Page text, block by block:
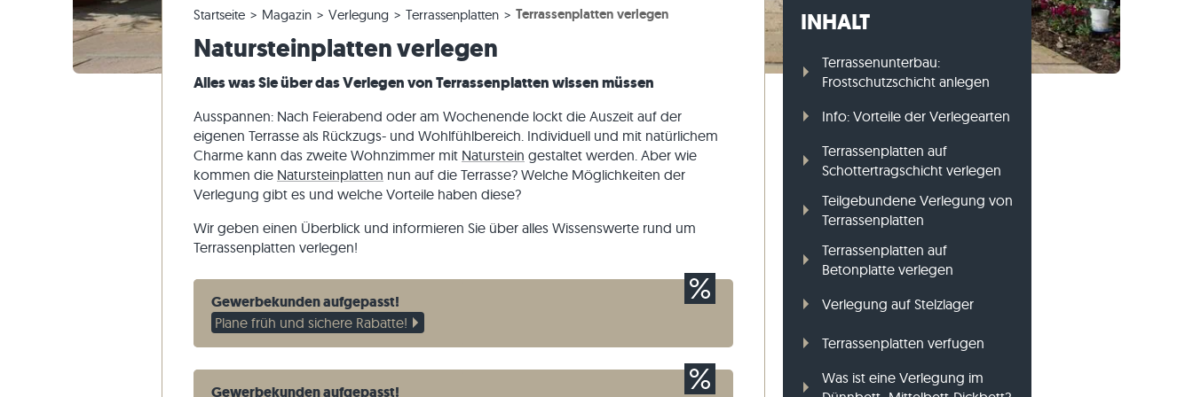
Quarzitfliesen
Antike Fliesen
Beige Fliesen
Graue Fliesen
Kalksteinplatten
Quarzitplatten
Beige Terrassenplatten
Graue Terrassenplatten
Kalkstein-Pflastersteine
Gneis-Blockstufen
Kalkstein-Blockstufen
Travertin-Mauersteine Gneis-Rasenkanten
Reklamieren & Nachbestellen
Bestellung ändern & Stornieren
Musterversand
Panoramatour
Wohnstile
Marmor
Quarzit
Startseite Magazin Verlegung Terrassenplatten Terrassenplatten verlegen
Natursteinplatten verlegen
Alles was Sie über das Verlegen von Terrassenplatten wissen müssen
Ausspannen: Nach Feierabend oder am Wochenende lockt die Auszeit auf der
eigenen Terrasse als Rückzugs- und Wohlfühlbereich. Individuell und mit natürlichem
Charme kann das zweite Wohnzimmer mit Naturstein gestaltet werden. Aber wie
kommen die Natursteinplatten nun auf die Terrasse? Welche Möglichkeiten der
Verlegung gibt es und welche Vorteile haben diese?
Wir geben einen Überblick und informieren Sie über alles Wissenswerte rund um
Terrassenplatten verlegen!
Gewerbekunden aufgepasst!
Plane früh und sichere Rabatte!
Gewerbekunden aufgepasst!
INHALT
Terrassenunterbau:
Frostschutzschicht anlegen
Info: Vorteile der Verlegearten
Terrassenplatten auf
Schottertragschicht verlegen
Teilgebundene Verlegung von
Terrassenplatten
Terrassenplatten auf
Betonplatte verlegen
Verlegung auf Stelzlager
Terrassenplatten verfugen
Was ist eine Verlegung im